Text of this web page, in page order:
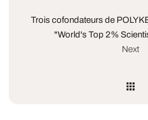
Trois cofondateurs de
"World's Top 2%
Next